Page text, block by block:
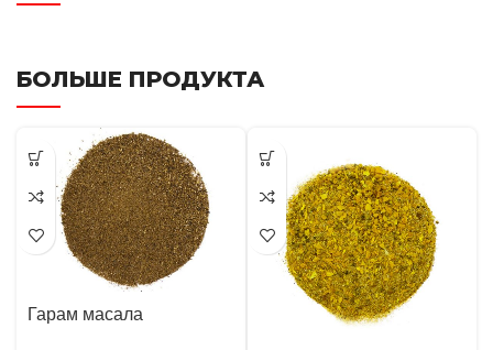
БОЛЬШЕ ПРОДУКТА
Гарам масала